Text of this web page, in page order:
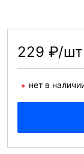
229 ₽/шт
нет в